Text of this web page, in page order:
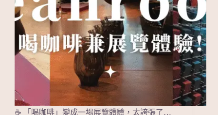
☕ 「喝咖啡」變成一場展覽體驗，太誇張了…